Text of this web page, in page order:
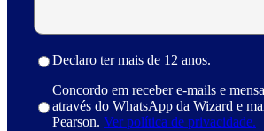
Declaro ter mais de 12 anos.
Concordo em receber e-mails e
através do WhatsApp da Wizard e
Pearson. Ver política de privacidade.